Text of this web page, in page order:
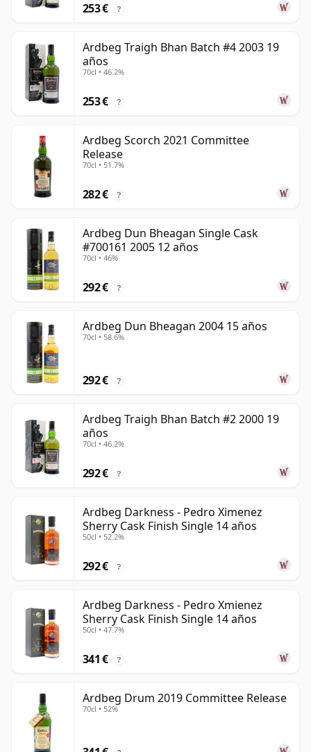
253 € ?
Ardbeg Traigh Bhan Batch #4 2003 19
años
70cl • 46.2%
253 € ?
Ardbeg Scorch 2021 Committee
Release
70cl • 51.7%
282 € ?
Ardbeg Dun Bheagan Single Cask
#700161 2005 12 años
70cl • 46%
292 € ?
Ardbeg Dun Bheagan 2004 15 años
70cl • 58.6%
292 € ?
Ardbeg Traigh Bhan Batch #2 2000 19
años
70cl • 46.2%
292 € ?
Ardbeg Darkness - Pedro Ximenez
Sherry Cask Finish Single 14 años
50cl • 52.2%
292 € ?
Ardbeg Darkness - Pedro Xmienez
Sherry Cask Finish Single 14 años
50cl • 47.7%
341 € ?
Ardbeg Drum 2019 Committee Release
70cl • 52%